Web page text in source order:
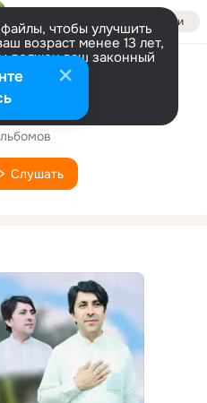
Войти
чтобы улучшить
возраст менее 13 лет,
должен ваш законный
информации
pardas
Слушать